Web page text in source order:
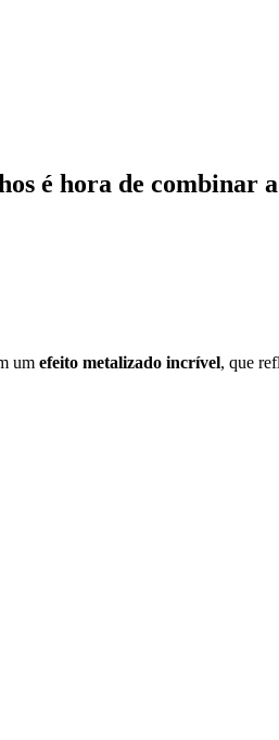
é hora de combinar
um efeito metalizado incrível, que